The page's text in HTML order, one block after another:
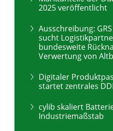
2025 veröffentlicht
Ausschreibung:
sucht
bundesweite
Verwertung von
Digitaler
startet zentrales
cylib skaliert
Industriemaßstab